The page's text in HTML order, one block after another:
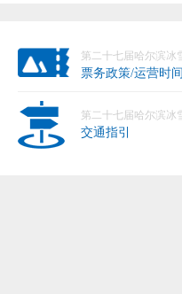
第二十七届哈尔滨冰
票务政策/运营时间
第二十七届哈尔滨冰
交通指引